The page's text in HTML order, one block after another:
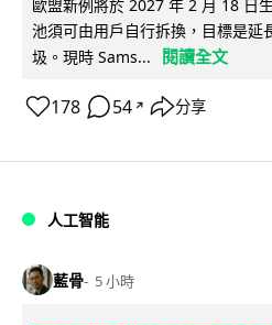
歐盟新例將於 2027 年 2 月 18 日
池須可由用戶自行拆換，目標是延
圾。現時 Sams...
閱讀全文
178 54 ↗ 分享
人工智能
藍骨 5 小時